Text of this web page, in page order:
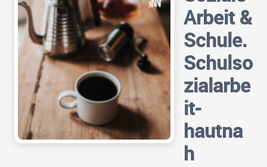
Arbeit &
Schule.
Schulso
zialarbe
it-
hautna
h